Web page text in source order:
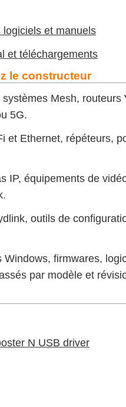
et manuels
et téléchargements
le constructeur
Mesh, routeurs
5G.
et Ethernet, répéteurs,
IP, équipements de
outils de
Windows, firmwares,
par modèle et
N USB driver